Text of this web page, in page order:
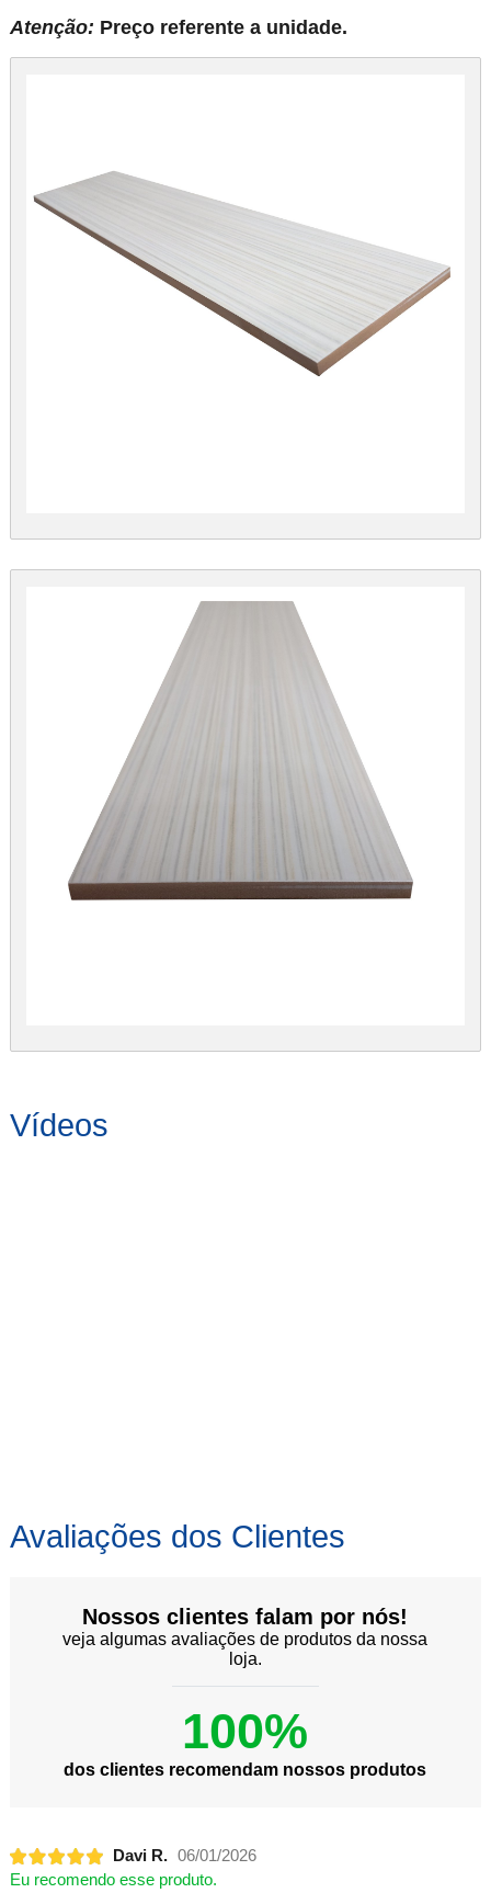
Atenção: Preço referente a unidade.
Vídeos
Avaliações dos Clientes
Nossos clientes falam por nós!
veja algumas avaliações de produtos da nossa
loja.
100%
dos clientes recomendam nossos produtos
Davi R. 06/01/2026
Eu recomendo esse produto.